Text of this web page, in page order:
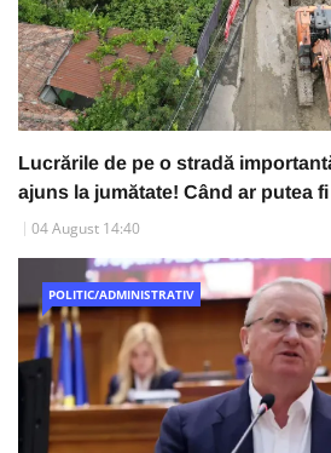
Lucrările de pe o stradă
ajuns la jumătate! Când ar putea
04 August 14:40
POLITIC/ADMINISTRATIV